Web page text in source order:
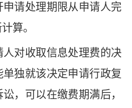
申请处理期限从申请人完
算。
对收取信息处理费的决
独就该决定申请行政复
，可以在缴费期满后，